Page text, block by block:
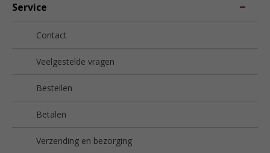
Service
Contact
Veelgestelde vragen
Bestellen
Betalen
Verzending en bezorging